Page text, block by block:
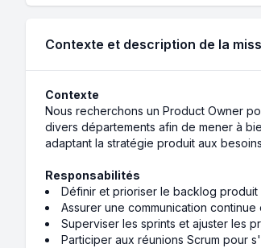
Contexte et description de la
Contexte
Nous recherchons un Product Owner
divers départements afin de mener à
adaptant la stratégie produit aux
Responsabilités
Définir et prioriser le backlog
Assurer une communication
Superviser les sprints et ajuster les
Participer aux réunions Scrum pour